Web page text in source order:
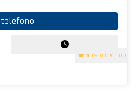
5 (9 recensioni)